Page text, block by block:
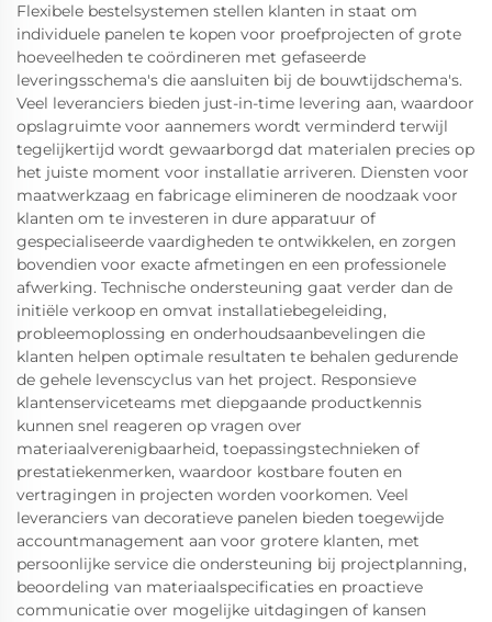
Flexibele bestelsystemen stellen klanten in staat om
individuele panelen te kopen voor proefprojecten of grote
hoeveelheden te coördineren met gefaseerde
leveringsschema's die aansluiten bij de bouwtijdschema's.
Veel leveranciers bieden just-in-time levering aan, waardoor
opslagruimte voor aannemers wordt verminderd terwijl
tegelijkertijd wordt gewaarborgd dat materialen precies op
het juiste moment voor installatie arriveren. Diensten voor
maatwerkzaag en fabricage elimineren de noodzaak voor
klanten om te investeren in dure apparatuur of
gespecialiseerde vaardigheden te ontwikkelen, en zorgen
bovendien voor exacte afmetingen en een professionele
afwerking. Technische ondersteuning gaat verder dan de
initiële verkoop en omvat installatiebegeleiding,
probleemoplossing en onderhoudsaanbevelingen die
klanten helpen optimale resultaten te behalen gedurende
de gehele levenscyclus van het project. Responsieve
klantenserviceteams met diepgaande productkennis
kunnen snel reageren op vragen over
materiaalverenigbaarheid, toepassingstechnieken of
prestatiekenmerken, waardoor kostbare fouten en
vertragingen in projecten worden voorkomen. Veel
leveranciers van decoratieve panelen bieden toegewijde
accountmanagement aan voor grotere klanten, met
persoonlijke service die ondersteuning bij projectplanning,
beoordeling van materiaalspecificaties en proactieve
communicatie over mogelijke uitdagingen of kansen